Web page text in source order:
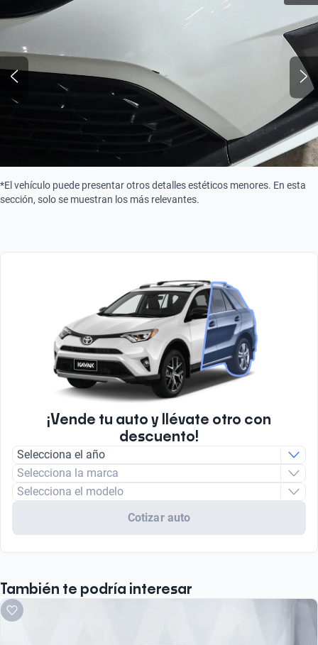
*El vehículo puede presentar otros detalles estéticos menores. En esta
sección, solo se muestran los más relevantes.
¡Vende tu auto y llévate otro con
descuento!
Selecciona el año
Selecciona la marca
Selecciona el modelo
Cotizar auto
También te podría interesar